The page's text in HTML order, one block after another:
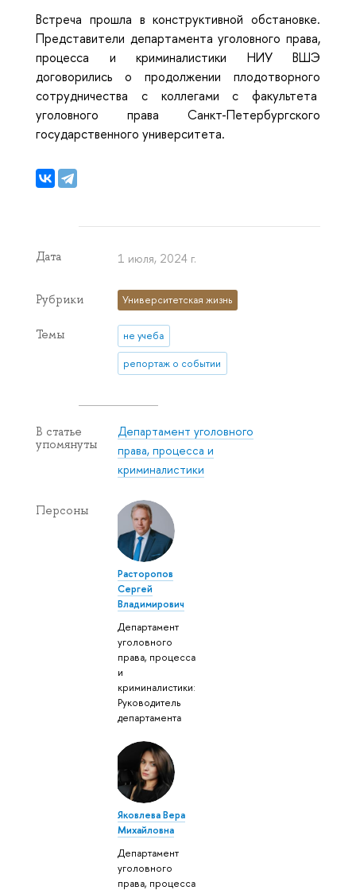
Встреча прошла в конструктивной обстановке.
Представители департамента уголовного права,
процесса и криминалистики НИУ ВШЭ
договорились о продолжении плодотворного
сотрудничества с коллегами с факультета
уголовного права Санкт-Петербургского
государственного университета.
Дата 1 июля, 2024 г.
Рубрики Университетская жизнь
Темы не учеба
репортаж о событии
В статье
упомянуты
Департамент уголовного
права, процесса и
криминалистики
Персоны
Расторопов
Сергей
Владимирович
Департамент
уголовного
права, процесса
и
криминалистики:
Руководитель
департамента
Яковлева Вера
Михайловна
Департамент
уголовного
права, процесса